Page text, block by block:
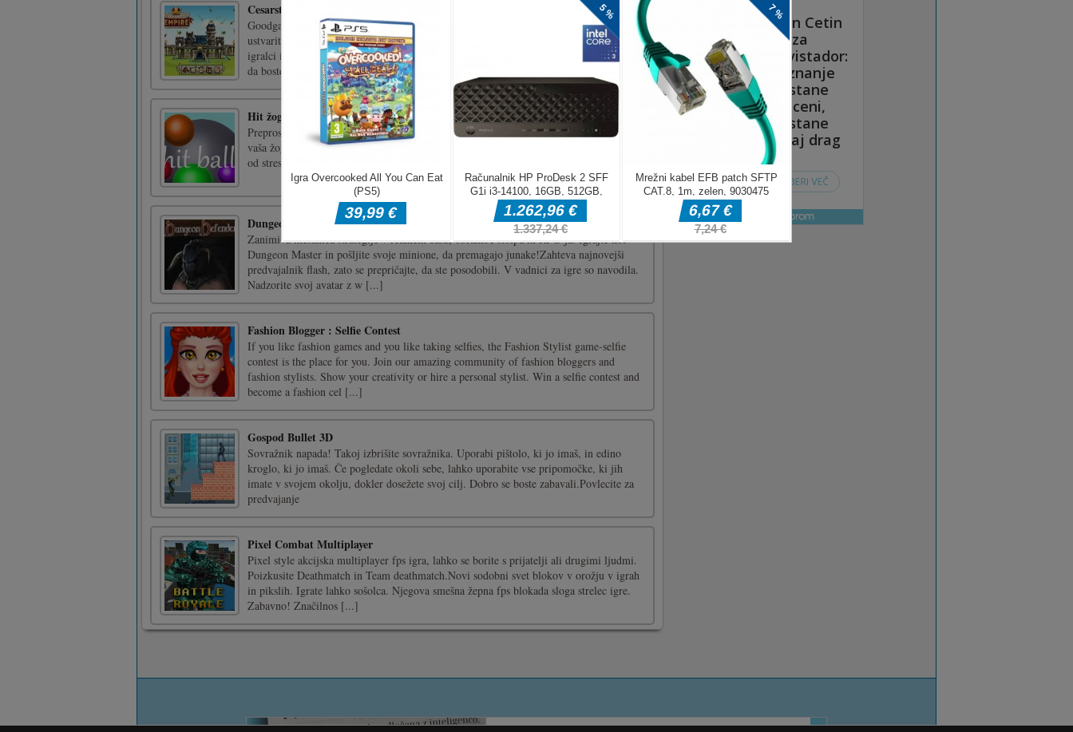
Cesarstvo Goodgame
Goodgame Empire je odlična MMO strategija Good-game Studios. Zgradite svoj grad,
ustvarite močno vojsko in se na dinamičnem svetovnem zemljevidu spopadite z epskimi
igralci in bitkami igralcev. Zlomite svoje sovražnike, osvojite zemljo in se povzpnite,
da boste vladar mogočnega i [...]
Hit žoge
Preprosta miza za biljard za vadbo logike, zabavo in lajšanje stresa. Za zadetek se mora
vaša žoga dotakniti strani in druge žoge, zato se osredotočite na logiko in se odklopite
od stresa.dotik miške
Dungeon Defender
Zanimiva mešanica strategije v realnem času, obrambe stolpa in RPG-ja. Igrajte kot
Dungeon Master in pošljite svoje minione, da premagajo junake!Zahteva najnovejši
predvajalnik flash, zato se prepričajte, da ste posodobili. V vadnici za igre so navodila.
Nadzorite svoj avatar z w [...]
Fashion Blogger : Selfie Contest
If you like fashion games and you like taking selfies, the Fashion Stylist game-selfie
contest is the place for you. Join our amazing community of fashion bloggers and
fashion stylists. Show your creativity or hire a personal stylist. Win a selfie contest and
become a fashion cel [...]
Gospod Bullet 3D
Sovražnik napada! Takoj izbrišite sovražnika. Uporabi pištolo, ki jo imaš, in edino
kroglo, ki jo imaš. Če pogledate okoli sebe, lahko uporabite vse pripomočke, ki jih
imate v svojem okolju, dokler dosežete svoj cilj. Dobro se boste zabavali.Povlecite za
predvajanje
Pixel Combat Multiplayer
Pixel style akcijska multiplayer fps igra, lahko se borite s prijatelji ali drugimi ljudmi.
Poizkusite Deathmatch in Team deathmatch.Novi sodobni svet blokov v orožju v igrah
in pikslih. Igrate lahko sošolca. Njegova smešna žepna fps blokada sloga strelec igre.
Zabavno! Značilnos [...]